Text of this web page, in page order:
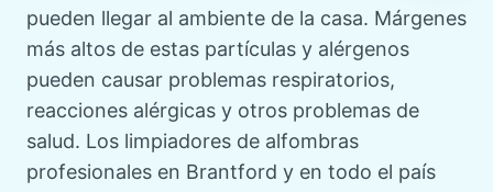
pueden llegar al ambiente de la casa. Márgenes
más altos de estas partículas y alérgenos
pueden causar problemas respiratorios,
reacciones alérgicas y otros problemas de
salud. Los limpiadores de alfombras
profesionales en Brantford y en todo el país